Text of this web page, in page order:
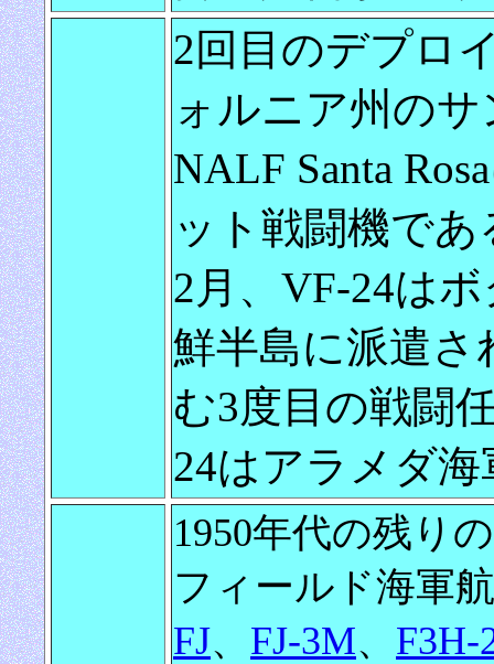
2回目のデプロ
ォルニア州の
NALF Santa
ット戦闘機であ
2月、VF-24は
鮮半島に派遣さ
む3度目の戦闘
24はアラメダ
1950年代の残り
フィールド海軍
FJ、 FJ-3M、 F3H-